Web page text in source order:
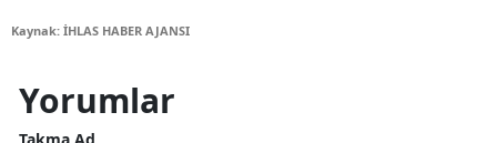
Kaynak: İHLAS HABER AJANSI
Yorumlar